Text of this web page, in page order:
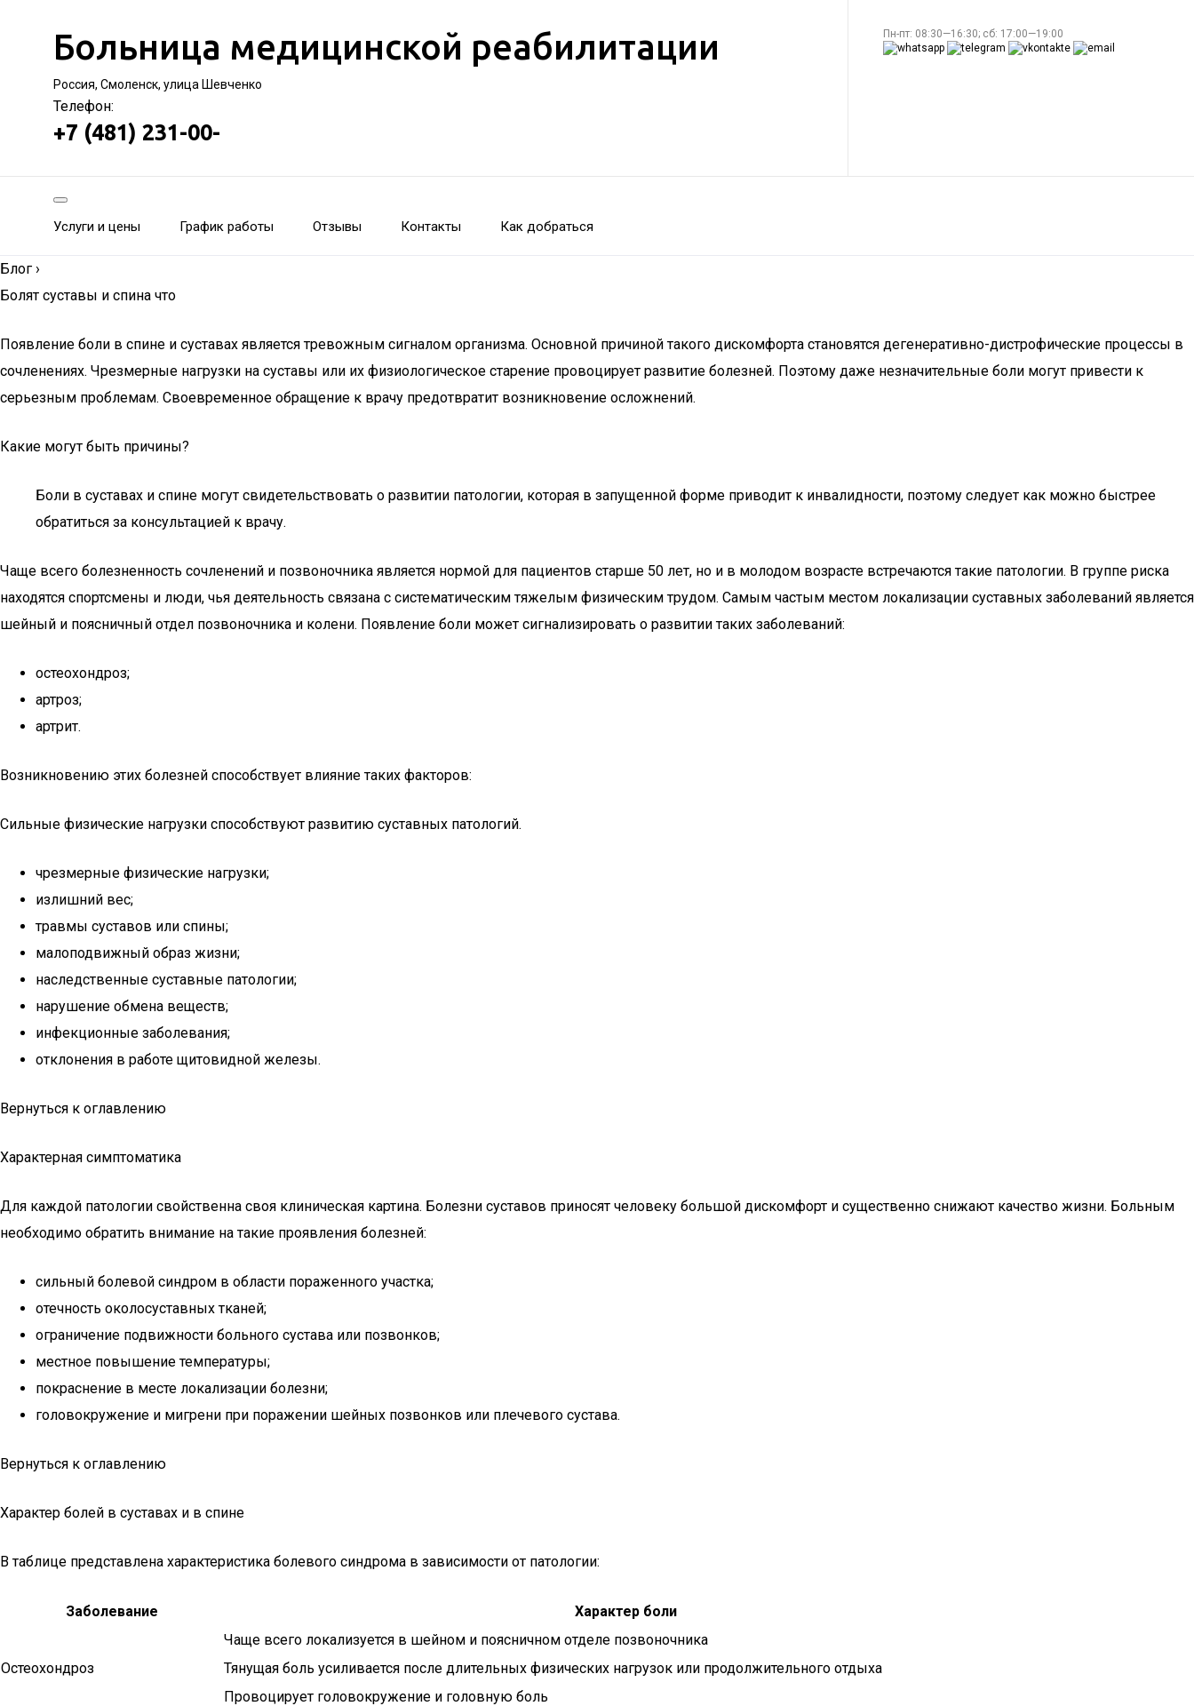
Больница медицинской реабилитации
Россия, Смоленск, улица Шевченко
Телефон:
+7 (481) 231-00-
Пн-пт: 08:30—16:30; сб: 17:00—19:00
Услуги и цены График работы Отзывы Контакты Как добраться
Блог ›
Болят суставы и спина что
Появление боли в спине и суставах является тревожным сигналом организма. Основной причиной такого дискомфорта становятся дегенеративно-дистрофические процессы в
сочленениях. Чрезмерные нагрузки на суставы или их физиологическое старение провоцирует развитие болезней. Поэтому даже незначительные боли могут привести к
серьезным проблемам. Своевременное обращение к врачу предотвратит возникновение осложнений.
Какие могут быть причины?
Боли в суставах и спине могут свидетельствовать о развитии патологии, которая в запущенной форме приводит к инвалидности, поэтому следует как можно быстрее
обратиться за консультацией к врачу.
Чаще всего болезненность сочленений и позвоночника является нормой для пациентов старше 50 лет, но и в молодом возрасте встречаются такие патологии. В группе риска
находятся спортсмены и люди, чья деятельность связана с систематическим тяжелым физическим трудом. Самым частым местом локализации суставных заболеваний является
шейный и поясничный отдел позвоночника и колени. Появление боли может сигнализировать о развитии таких заболеваний:
остеохондроз;
артроз;
артрит.
Возникновению этих болезней способствует влияние таких факторов:
Сильные физические нагрузки способствуют развитию суставных патологий.
чрезмерные физические нагрузки;
излишний вес;
травмы суставов или спины;
малоподвижный образ жизни;
наследственные суставные патологии;
нарушение обмена веществ;
инфекционные заболевания;
отклонения в работе щитовидной железы.
Вернуться к оглавлению
Характерная симптоматика
Для каждой патологии свойственна своя клиническая картина. Болезни суставов приносят человеку большой дискомфорт и существенно снижают качество жизни. Больным
необходимо обратить внимание на такие проявления болезней:
сильный болевой синдром в области пораженного участка;
отечность околосуставных тканей;
ограничение подвижности больного сустава или позвонков;
местное повышение температуры;
покраснение в месте локализации болезни;
головокружение и мигрени при поражении шейных позвонков или плечевого сустава.
Вернуться к оглавлению
Характер болей в суставах и в спине
В таблице представлена характеристика болевого синдрома в зависимости от патологии:
Заболевание Характер боли
Остеохондроз
Чаще всего локализуется в шейном и поясничном отделе позвоночника
Тянущая боль усиливается после длительных физических нагрузок или продолжительного отдыха
Провоцирует головокружение и головную боль